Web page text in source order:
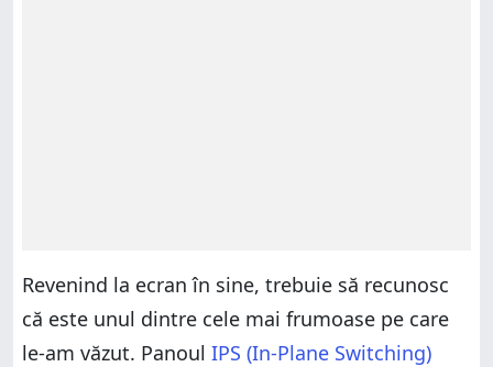
Revenind la ecran în sine, trebuie să recunosc
că este unul dintre cele mai frumoase pe care
le-am văzut. Panoul IPS (In-Plane Switching)